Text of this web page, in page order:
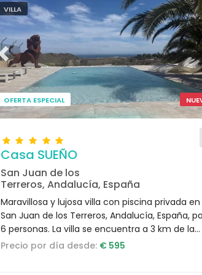
VILLA
OFERTA ESPECIAL
Previous
Casa SUEÑO
San Juan de los
Terreros, Andalucía, España
Maravillosa y lujosa villa con piscina privada en
San Juan de los Terreros, Andalucía, España,
6 personas. La villa se encuentra a 3 km de la
playa de la Entrevista.
Precio por día desde: € 595